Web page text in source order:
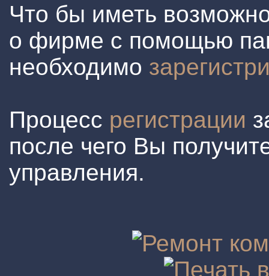
Что бы иметь
о фирме с помощью
необходимо
Процесс регистрации
после чего Вы
управления.